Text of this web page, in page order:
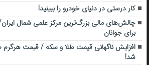
کار درستی در دنیای خودرو را ببینید!
چالش‌های مالی بزرگ‌ترین مرکز علمی شمال
برای جوانان
شد!